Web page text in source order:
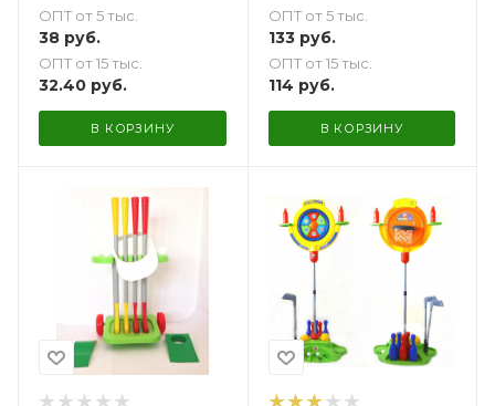
ОПТ от 5 тыс.
38 руб.
ОПТ от 15 тыс.
32.40 руб.
В КОРЗИНУ
ОПТ от 5 тыс.
133руб.
ОПТ от 15 тыс.
114 руб.
В КОРЗИНУ